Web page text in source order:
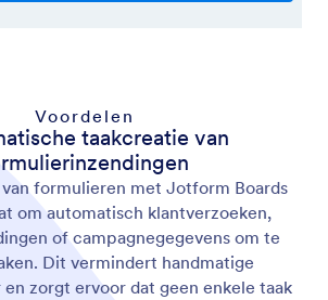
Voordelen
taakcreatie van
formulieren met Jotform Boards
om automatisch klantverzoeken,
of campagnegegevens om te
Dit vermindert handmatige
zorgt ervoor dat geen enkele taak